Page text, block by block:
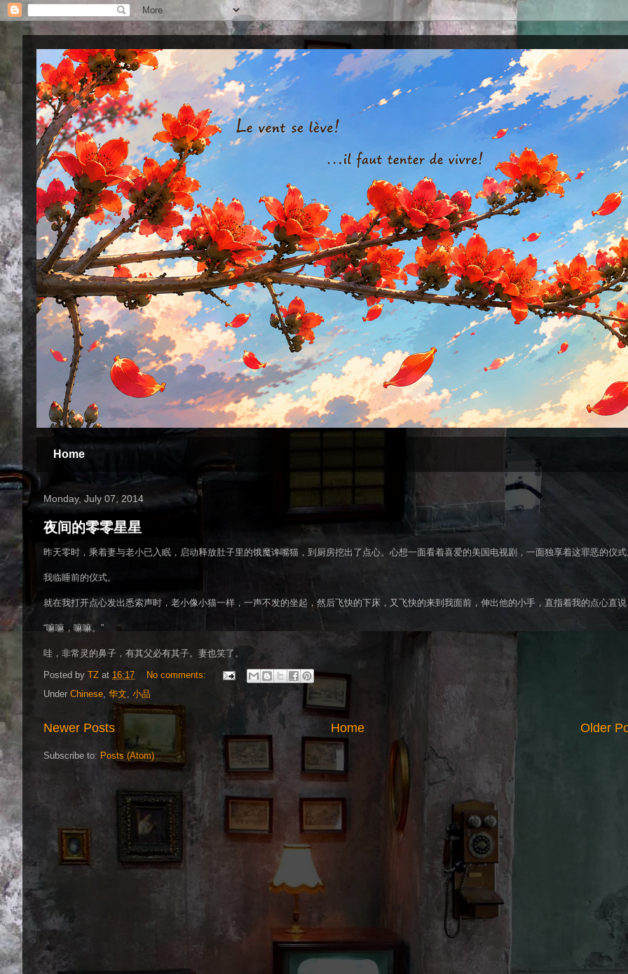
Home
Monday, July 07, 2014
夜间的零零星星
昨天零时，乘着妻与老小已入眠，启动释放肚子里的饿魔谗嘴猫，到厨房挖出了点心。心想一面看着喜爱的美国电视剧，一面独享着这罪恶的仪
我临睡前的仪式。
就在我打开点心发出悉索声时，老小像小猫一样，一声不发的坐起，然后飞快的下床，又飞快的来到我面前，伸出他的小手，直指着我的点心直
“嘛嘛，嘛嘛。”
哇，非常灵的鼻子，有其父必有其子。妻也笑了。
Posted by TZ at 16:17
No comments:
Under Chinese, 华文, 小品
Newer Posts Older
Home
Subscribe to: Posts (Atom)